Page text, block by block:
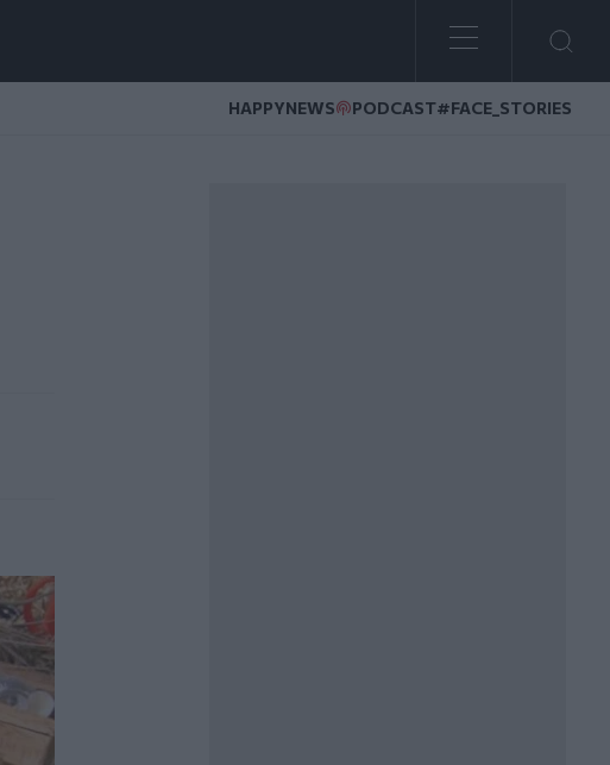
HAPPYNEWS PODCAST#FACE_STORIES